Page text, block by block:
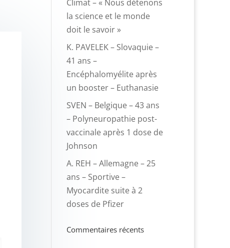
Climat – « Nous détenons
la science et le monde
doit le savoir »
K. PAVELEK – Slovaquie –
41 ans –
Encéphalomyélite après
un booster – Euthanasie
SVEN – Belgique – 43 ans
– Polyneuropathie post-
vaccinale après 1 dose de
Johnson
A. REH – Allemagne – 25
ans – Sportive –
Myocardite suite à 2
doses de Pfizer
Commentaires récents